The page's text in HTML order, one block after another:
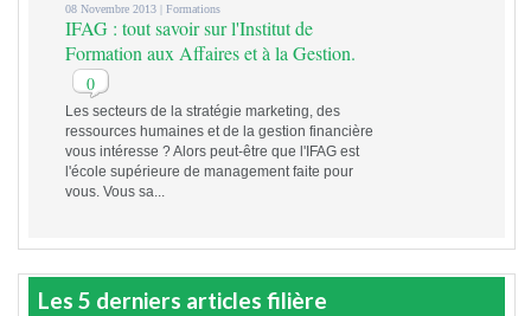
08 Novembre 2013 |Formations
IFAG : tout savoir sur l'Institut de
Formation aux Affaires et à la Gestion.
0
Les secteurs de la stratégie marketing, des
ressources humaines et de la gestion financière
vous intéresse ? Alors peut-être que l'IFAG est
l'école supérieure de management faite pour
vous. Vous sa...
Les 5 derniers articles filière